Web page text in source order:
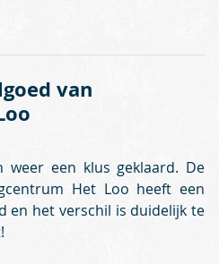
van
weer een klus geklaard. De
Het Loo heeft een
en het verschil is duidelijk te